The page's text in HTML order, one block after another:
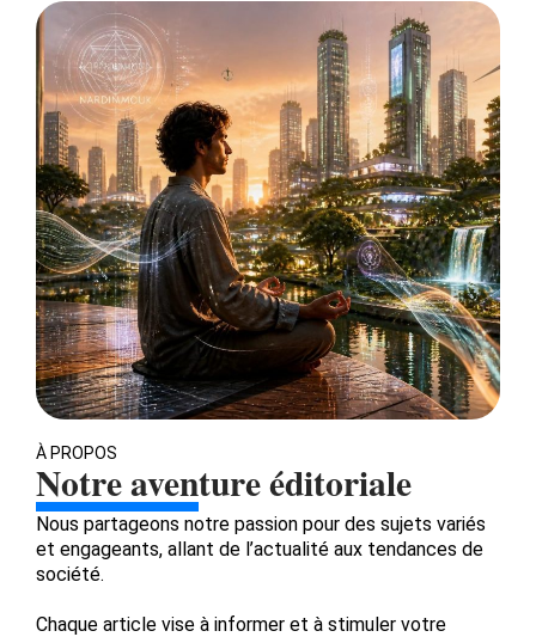
À PROPOS
Notre aventure éditoriale
Nous partageons notre passion pour des sujets variés
et engageants, allant de l’actualité aux tendances de
société.
Chaque article vise à informer et à stimuler votre